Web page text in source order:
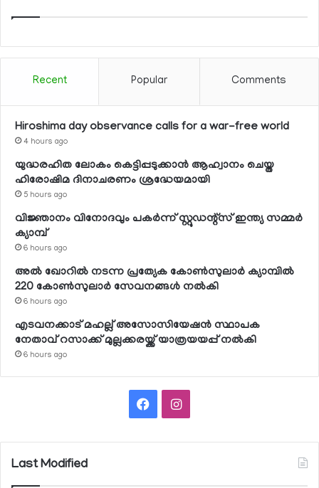
Recent Popular Comments
Hiroshima day observance calls for a war-free world
4 hours ago
യുദ്ധരഹിത ലോകം കെട്ടിപ്പടുക്കാന്‍ ആഹ്വാനം ചെയ്ത
ഹിരോഷിമ ദിനാചരണം ശ്രദ്ധേയമായി
5 hours ago
വിജ്ഞാനം വിനോദവും പകര്‍ന്ന് സ്റ്റുഡന്റ്‌സ് ഇന്ത്യ സമ്മര്‍
ക്യാമ്പ്
6 hours ago
അല്‍ ഖോറില്‍ നടന്ന പ്രത്യേക കോണ്‍സുലാര്‍ ക്യാമ്പില്‍
220 കോണ്‍സുലാര്‍ സേവനങ്ങള്‍ നല്‍കി
6 hours ago
എടവനക്കാട് മഹല്ല് അസോസിയേഷന്‍ സ്ഥാപക
നേതാവ് റസാക്ക് മുല്ലക്കരയ്ക്ക് യാത്രയയപ്പ് നല്‍കി
6 hours ago
FacebookInstagram
Last Modified